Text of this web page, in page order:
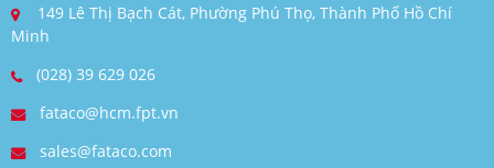
149 Lê Thị Bạch Cát, Phường Phú Thọ, Thành Phố Hồ Chí
Minh
(028) 39 629 026
fataco@hcm.fpt.vn
sales@fataco.com